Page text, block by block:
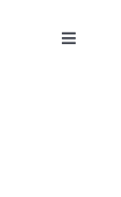
Toggle